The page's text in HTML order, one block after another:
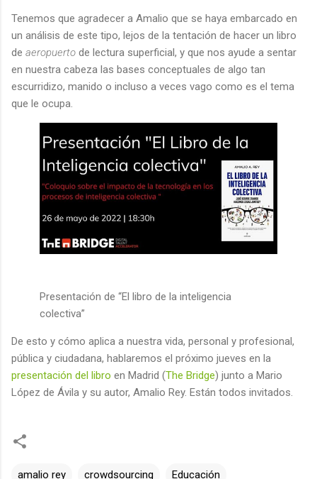
Tenemos que agradecer a Amalio que se haya embarcado en
un análisis de este tipo, lejos de la tentación de hacer un libro
de aeropuerto de lectura superficial, y que nos ayude a sentar
en nuestra cabeza las bases conceptuales de algo tan
escurridizo, manido o incluso a veces vago como es el tema
que le ocupa.
Presentación de “El libro de la inteligencia
colectiva”
De esto y cómo aplica a nuestra vida, personal y profesional,
pública y ciudadana, hablaremos el próximo jueves en la
presentación del libro en Madrid (The Bridge) junto a Mario
López de Ávila y su autor, Amalio Rey. Están todos invitados.
amalio rey crowdsourcing Educación